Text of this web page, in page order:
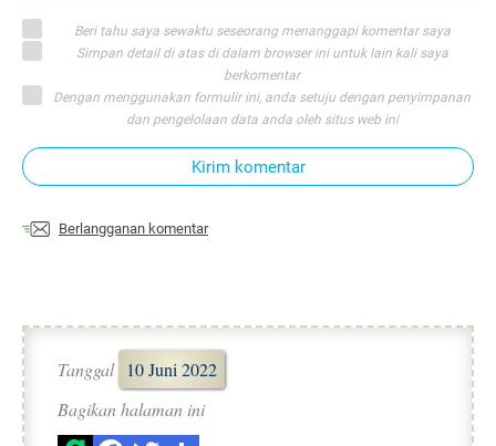
Beri tahu saya sewaktu seseorang menanggapi komentar saya
Simpan detail di atas di dalam browser ini untuk lain kali saya
berkomentar
Dengan menggunakan formulir ini, anda setuju dengan penyimpanan
dan pengelolaan data anda oleh situs web ini
Kirim komentar
Berlangganan komentar
Tanggal 10 Juni 2022
Bagikan halaman ini